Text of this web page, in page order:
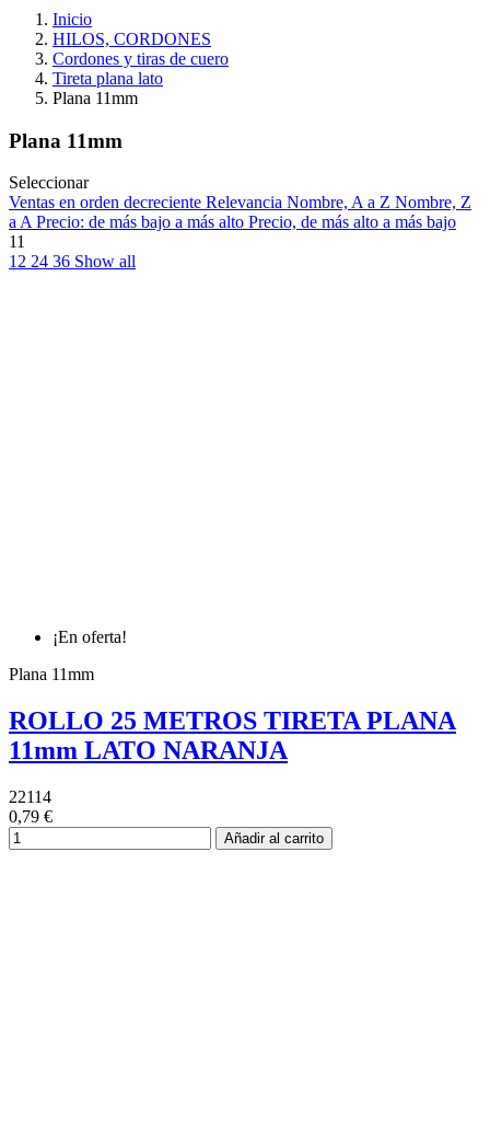
Inicio
HILOS, CORDONES
Cordones y tiras de cuero
Tireta plana lato
Plana 11mm
Plana 11mm
Seleccionar
Ventas en orden decreciente Relevancia Nombre, A a Z Nombre, Z
a APrecio: de más bajo a más alto Precio, de más alto a más bajo
11
12 24 36 Show all
¡En oferta!
Plana 11mm
ROLLO 25 METROS TIRETA PLANA
11mm LATO NARANJA
22114
0,79 €
Añadir al carrito